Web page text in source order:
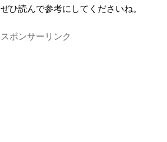
ぜひ読んで参考にしてくださいね。
スポンサーリンク